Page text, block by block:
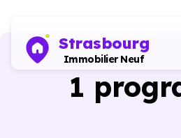
Strasbourg
Immobilier Neuf
1